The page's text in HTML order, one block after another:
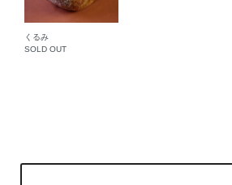
くるみ
SOLD OUT